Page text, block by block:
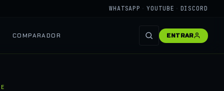
WHATSAPP · YOUTUBE · DISCORD
COMPARADOR ENTRAR